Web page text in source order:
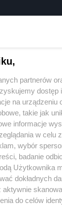
Instagram
partnerów
dostęp i
na urządzeniu
takie jak
informacje
w celu
wybór
badanie
Użytkownika
dokładnych
aktywnie
do celów